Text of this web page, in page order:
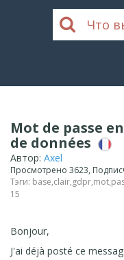
Mot de passe
de données
Автор: Axel
Просмотрено 3623,
Тэги: base,clair,gdpr,mot,
15
Bonjour,
J'ai déjà posté ce